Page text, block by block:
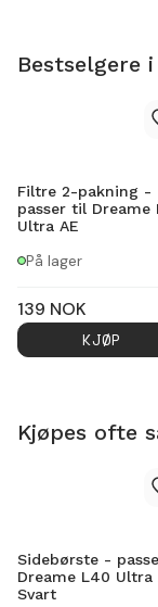
Bestselgere
Filtre 2-pakning -
passer til Dreame
Ultra AE
På lager
139 NOK
KJØP
Kjøpes ofte
Sidebørste -
Dreame L40 Ultra
Svart